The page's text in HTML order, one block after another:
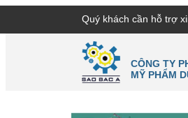
Quý khách cần hỗ trợ
CÔNG TY
MỸ PHẨM